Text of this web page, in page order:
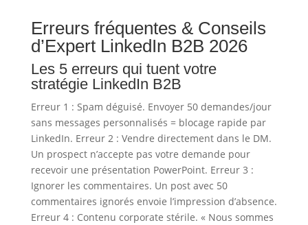
Erreurs fréquentes & Conseils
d’Expert LinkedIn B2B 2026
Les 5 erreurs qui tuent votre
stratégie LinkedIn B2B
Erreur 1 : Spam déguisé. Envoyer 50 demandes/jour
sans messages personnalisés = blocage rapide par
LinkedIn. Erreur 2 : Vendre directement dans le DM.
Un prospect n’accepte pas votre demande pour
recevoir une présentation PowerPoint. Erreur 3 :
Ignorer les commentaires. Un post avec 50
commentaires ignorés envoie l’impression d’absence.
Erreur 4 : Contenu corporate stérile. « Nous sommes